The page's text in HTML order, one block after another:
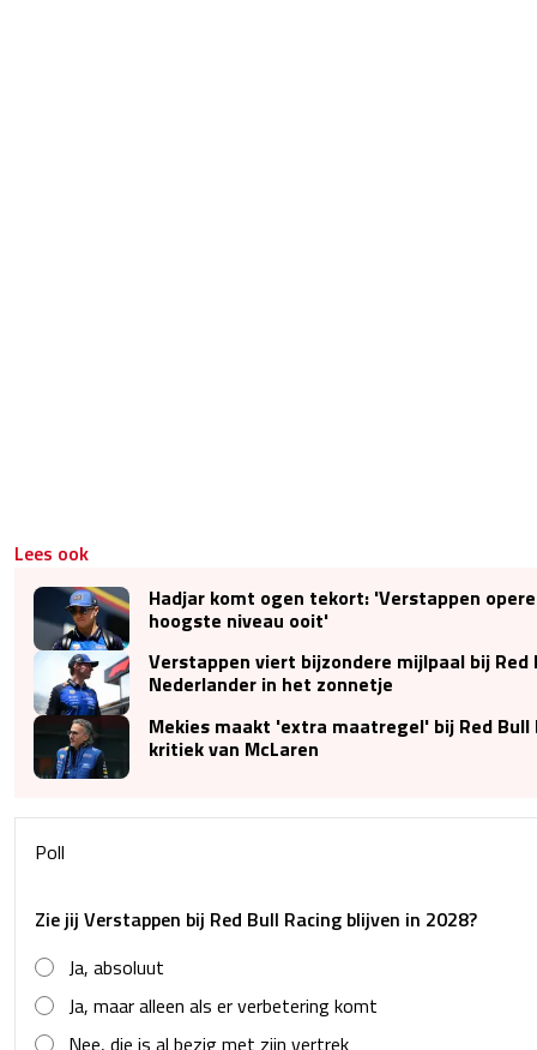
Lees ook
Hadjar komt ogen tekort: 'Verstappen
hoogste niveau ooit'
Verstappen viert bijzondere mijlpaal bij
Nederlander in het zonnetje
Mekies maakt 'extra maatregel' bij Red Bull
kritiek van McLaren
Poll
Zie jij Verstappen bij Red Bull Racing blijven in 2028?
Ja, absoluut
Ja, maar alleen als er verbetering komt
Nee, die is al bezig met zijn vertrek